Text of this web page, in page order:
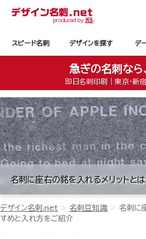
スピード名刺 デザインを探す デ
急ぎの名刺なら
即日名刺印刷｜東京・新
名刺に座右の銘を入れるメリットと
デザイン名刺.net 名刺豆知識
名刺に
すめと入れ方をご紹介